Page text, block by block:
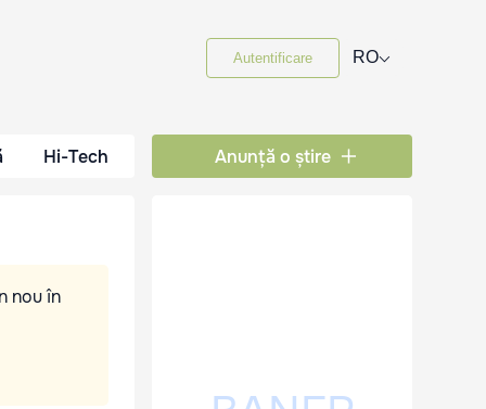
Autentificare RO⌵
Hi-Tech Anunță o știre
nou în